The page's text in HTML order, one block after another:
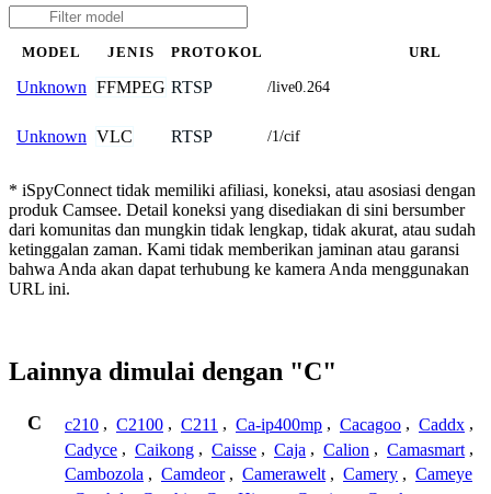
MODEL JENIS PROTOKOL URL
Unknown FFMPEG RTSP /live0.264
Unknown VLC RTSP /1/cif
* iSpyConnect tidak memiliki afiliasi, koneksi, atau asosiasi dengan
produk Camsee. Detail koneksi yang disediakan di sini bersumber
dari komunitas dan mungkin tidak lengkap, tidak akurat, atau sudah
ketinggalan zaman. Kami tidak memberikan jaminan atau garansi
bahwa Anda akan dapat terhubung ke kamera Anda menggunakan
URL ini.
Lainnya dimulai dengan "C"
C c210 , C2100 , C211 , Ca-ip400mp , Cacagoo , Caddx ,
Cadyce , Caikong , Caisse , Caja , Calion , Camasmart ,
Cambozola , Camdeor , Camerawelt , Camery , Cameye